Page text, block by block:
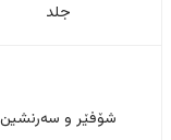
جلد
شۆفێر و سەرنشین